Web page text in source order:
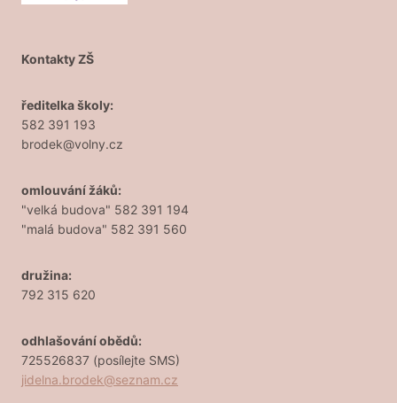
Kontakty ZŠ
ředitelka školy:
582 391 193
brodek@volny.cz
omlouvání žáků:
"velká budova" 582 391 194
"malá budova" 582 391 560
družina:
792 315 620
odhlašování obědů:
725526837 (posílejte SMS)
jidelna.brodek@seznam.cz